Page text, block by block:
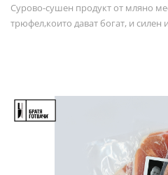
Сурово-сушен продукт от мляно
трюфел,които дават богат, и силен